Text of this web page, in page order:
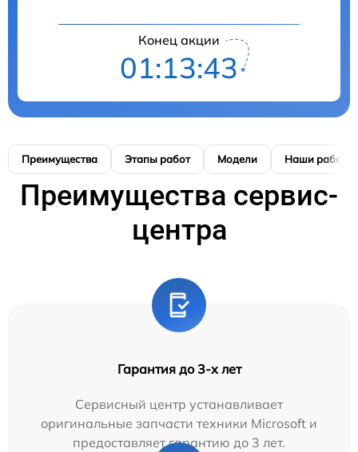
Конец акции
01:13:42
Преимущества Этапы работ Модели Наши работы
Преимущества сервис-
центра
Гарантия до 3-х лет
Сервисный центр устанавливает
оригинальные запчасти техники Microsoft и
предоставляет гарантию до 3 лет.